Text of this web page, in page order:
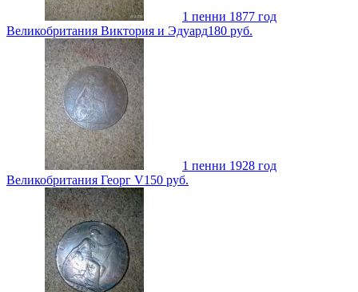
1 пенни 1877 год
Великобритания Виктория и Эдуард180 руб.
1 пенни 1928 год
Великобритания Георг V150 руб.